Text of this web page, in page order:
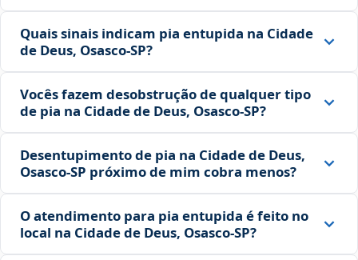
Quais sinais indicam pia entupida na Cidade
de Deus, Osasco‑SP?
Vocês fazem desobstrução de qualquer tipo
de pia na Cidade de Deus, Osasco‑SP?
Desentupimento de pia na Cidade de Deus,
Osasco‑SP próximo de mim cobra menos?
O atendimento para pia entupida é feito no
local na Cidade de Deus, Osasco‑SP?